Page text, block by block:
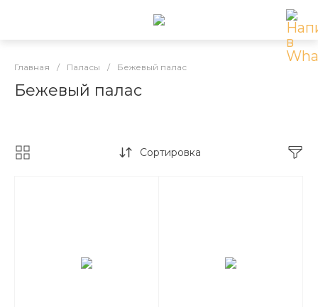
Главная / Паласы / Бежевый палас
Бежевый палас
Сортировка